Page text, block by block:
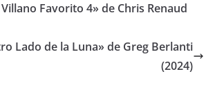
Favorito 4» de Chris Renaud
Lado de la Luna» de Greg Berlanti
(2024)